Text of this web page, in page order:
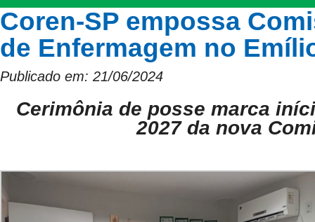
Coren-SP empossa
de Enfermagem no
Publicado em: 21/06/2024
Cerimônia de posse marca
2027 da nova